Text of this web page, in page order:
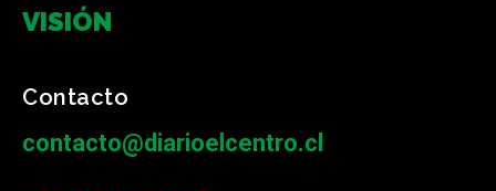
VISIÓN
Contacto
contacto@diarioelcentro.cl